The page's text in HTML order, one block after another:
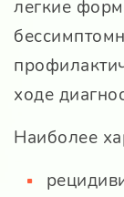
легкие
ходе
Наиболее